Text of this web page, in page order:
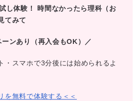
し体験！
時間なかったら理科（お
てみて
ンあり（再入会もOK）／
・スマホで3分後には始められるよ
を無料で体験する＜＜